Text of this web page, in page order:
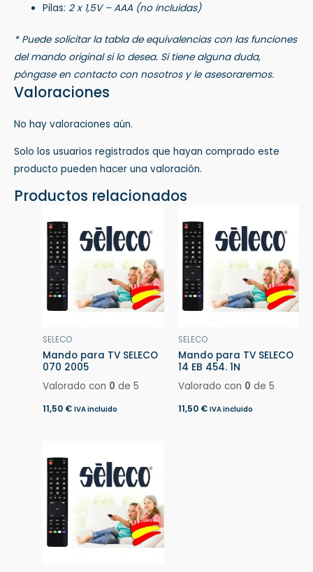
Pilas:2 x 1,5V – AAA (no incluidas)
* Puede solicitar la tabla de equivalencias con las funciones
del mando original si lo desea. Si tiene alguna duda,
póngase en contacto con nosotros y le asesoraremos.
Valoraciones
No hay valoraciones aún.
Solo los usuarios registrados que hayan comprado este
producto pueden hacer una valoración.
Productos relacionados
SELECO
Mando para TV SELECO
070 2005
Valorado con 0 de 5
11,50 € IVA incluido
SELECO
Mando para TV SELECO
14 EB 454. 1N
Valorado con 0 de 5
11,50 € IVA incluido